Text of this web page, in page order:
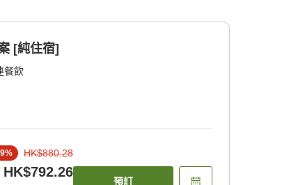
[純住宿]
餐飲
9% HK$880.28
HK$792.26
預訂